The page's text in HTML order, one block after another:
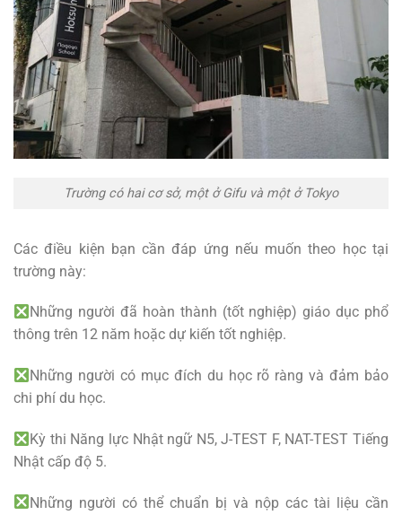
Trường có hai cơ sở, một ở Gifu và một ở Tokyo
Các điều kiện bạn cần đáp ứng nếu muốn theo học tại
trường này:
Những người đã hoàn thành (tốt nghiệp) giáo dục phổ
thông trên 12 năm hoặc dự kiến tốt nghiệp.
Những người có mục đích du học rõ ràng và đảm bảo
chi phí du học.
Kỳ thi Năng lực Nhật ngữ N5, J-TEST F, NAT-TEST Tiếng
Nhật cấp độ 5.
Những người có thể chuẩn bị và nộp các tài liệu cần